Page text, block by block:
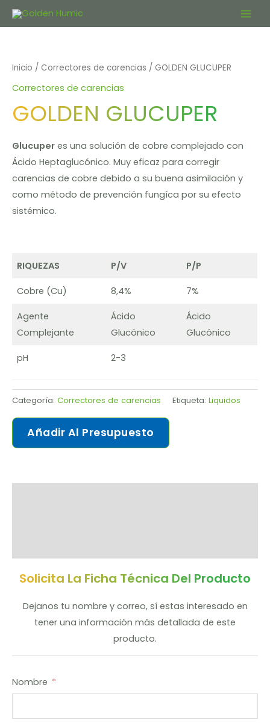
Main
Inicio / Correctores de carencias / GOLDEN GLUCUPER
Correctores de carencias
GOLDEN GLUCUPER
Glucuper es una solución de cobre complejado con
Ácido Heptaglucónico. Muy eficaz para corregir
carencias de cobre debido a su buena asimilación y
como método de prevención fungíca por su efecto
sistémico.
RIQUEZAS P/V P/P
Cobre (Cu) 8,4% 7%
Agente
Complejante
Ácido
Glucónico
Ácido
Glucónico
pH 2-3
Categoría: Correctores de carencias Etiqueta: Liquidos
Añadir Al Presupuesto
Solicita La Ficha Técnica Del Producto
Dejanos tu nombre y correo, sí estas interesado en
tener una información más detallada de este
producto.
Nombre